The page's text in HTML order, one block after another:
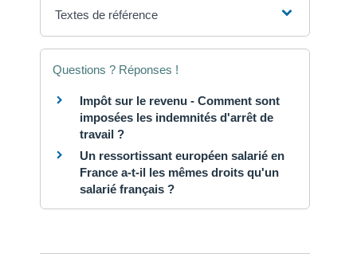
Textes de référence
Questions ? Réponses !
Impôt sur le revenu - Comment sont
imposées les indemnités d'arrêt de
travail ?
Un ressortissant européen salarié en
France a-t-il les mêmes droits qu'un
salarié français ?